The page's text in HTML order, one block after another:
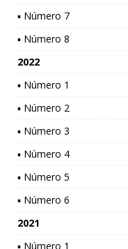
▪ Número 7
▪ Número 8
2022
▪ Número 1
▪ Número 2
▪ Número 3
▪ Número 4
▪ Número 5
▪ Número 6
2021
▪ Número 1